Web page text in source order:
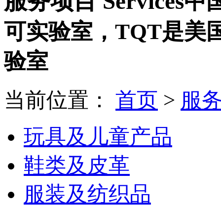
可实验室，TQT是美
验室
当前位置： 首页 > 服
玩具及儿童产品
鞋类及皮革
服装及纺织品